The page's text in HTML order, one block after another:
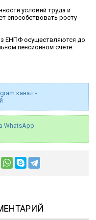
условий труда и
способствовать росту
ЕНПФ осуществляются до
пенсионном счете.
канал -
WhatsApp